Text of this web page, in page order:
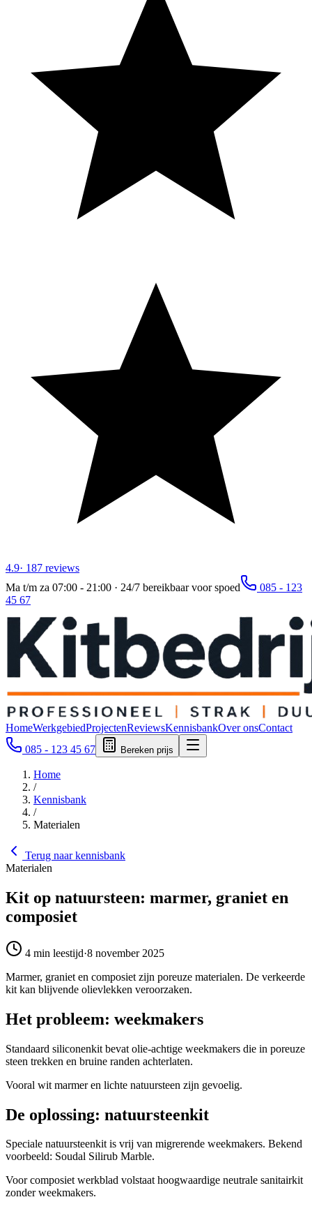
4.9· 187 reviews
Ma t/m za 07:00 - 21:00 · 24/7 bereikbaar voor spoed
085 - 123
45 67
HomeWerkgebiedProjectenReviewsKennisbankOver onsContact
085 - 123 45 67
Bereken prijs
Home
/
Kennisbank
/
Materialen
Terug naar kennisbank
Materialen
Kit op natuursteen: marmer, graniet en
composiet
4 min leestijd·8 november 2025
Marmer, graniet en composiet zijn poreuze materialen. De verkeerde
kit kan blijvende olievlekken veroorzaken.
Het probleem: weekmakers
Standaard siliconenkit bevat olie-achtige weekmakers die in poreuze
steen trekken en bruine randen achterlaten.
Vooral wit marmer en lichte natuursteen zijn gevoelig.
De oplossing: natuursteenkit
Speciale natuursteenkit is vrij van migrerende weekmakers. Bekend
voorbeeld: Soudal Silirub Marble.
Voor composiet werkblad volstaat hoogwaardige neutrale sanitairkit
zonder weekmakers.